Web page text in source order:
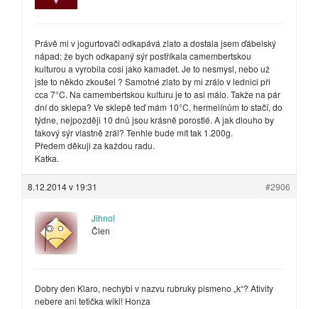
Právě mi v jogurtovači odkapává zlato a dostala jsem ďábelský
nápad: že bych odkapaný sýr postříkala camembertskou
kulturou a vyrobila cosi jako kamadet. Je to nesmysl, nebo už
jste to někdo zkoušel ? Samotné zlato by mi zrálo v lednici při
cca 7°C. Na camembertskou kulturu je to asi málo. Takže na pár
dní do sklepa? Ve sklepě teď mám 10°C, hermelínům to stačí, do
týdne, nejpozději 10 dnů jsou krásně porostlé. A jak dlouho by
takový sýr vlastně zrál? Tenhle bude mít tak 1.200g.
Předem děkuji za každou radu.
Katka.
8.12.2014 v 19:31 #2906
Jihnol
Člen
Dobry den Klaro, nechybi v nazvu rubruky pismeno „k“? Ativity
nebere ani tetička wiki! Honza